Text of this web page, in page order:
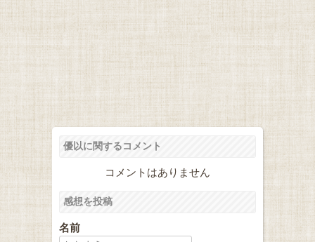
優以に関するコメント
コメントはありません
感想を投稿
名前